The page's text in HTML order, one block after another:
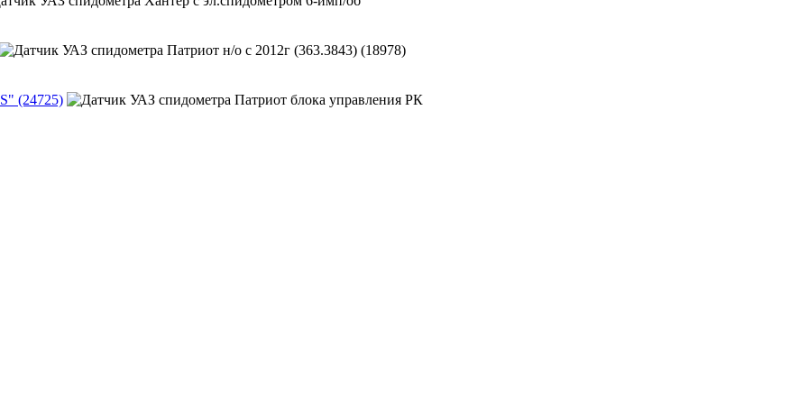
(24725)